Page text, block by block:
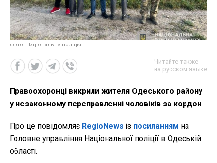
фото: Національна поліція
Читайте также
на русском языке
Правоохоронці викрили жителя Одеського району
у незаконному переправленні чоловіків за кордон
Про це повідомляє RegioNews із посиланням на
Головне управління Національної поліції в Одеській
області.